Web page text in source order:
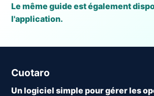
Le même guide est également
l'application.
Cuotaro
Un logiciel simple pour gérer les